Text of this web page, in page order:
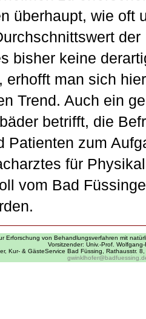
überhaupt, wie oft
bisher keine
erhofft man sich
Trend. Auch ein
betrifft, die
Patienten zum
für
vom Bad
Erforschung von Behandlungsverfahren mit
Vorsitzender: Univ.-Prof. Wolfgang-
Kur- & GästeService Bad Füssing, Rathausstr.